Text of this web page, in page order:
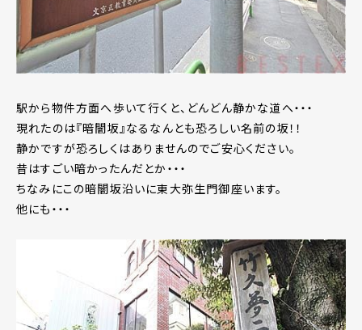
駅から物件方面へ歩いて行くと、どんどん静かな道へ・・・
現れたのは『暗闇坂』なるなんとも恐ろしい名前の坂！！
静かですが恐ろしくはありませんのでご安心ください。
昔はすごい暗かったんだとか・・・
ちなみにこの暗闇坂沿いに東大弥生門御座います。
他にも・・・